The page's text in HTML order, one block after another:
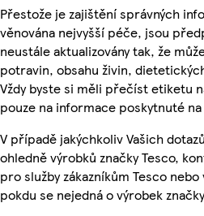
Přestože je zajištění správných
věnována nejvyšší péče, jsou
neustále aktualizovány tak, že
potravin, obsahu živin,
Vždy byste si měli přečíst etiketu
pouze na informace poskytnuté
V případě jakýchkoliv Vašich
ohledně výrobků značky Tesco,
pro služby zákazníkům Tesco
pokdu se nejedná o výrobek